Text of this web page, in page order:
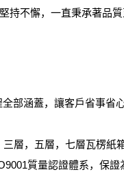
持不懈，一直秉承著品
部涵蓋，讓客戶省事省
，五層，七層瓦楞紙
質量認證體系，保